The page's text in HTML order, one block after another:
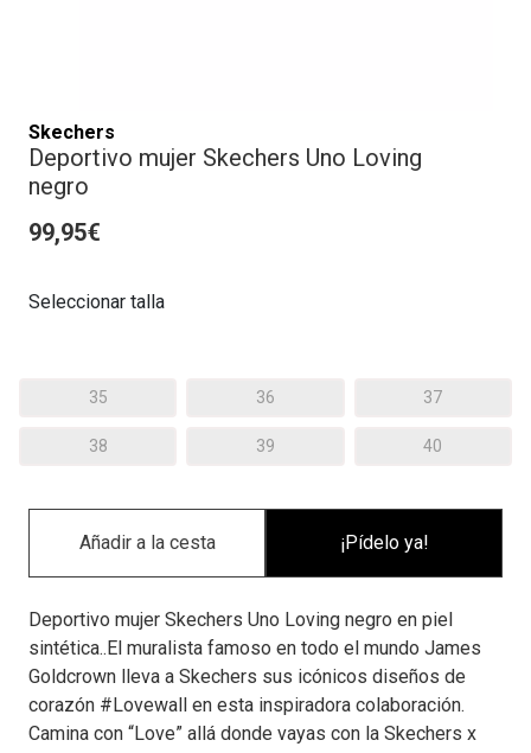
Skechers
Deportivo mujer Skechers Uno Loving
negro
99,95€
Seleccionar talla
35 36 37
38 39 40
¡Pídelo ya!
Deportivo mujer Skechers Uno Loving negro en piel
sintética..El muralista famoso en todo el mundo James
Goldcrown lleva a Skechers sus icónicos diseños de
corazón #Lovewall en esta inspiradora colaboración.
Camina con “Love” allá donde vayas con la Skechers x